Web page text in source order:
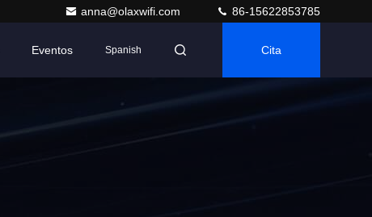
anna@olaxwifi.com 86-15622853785
Eventos Spanish Cita